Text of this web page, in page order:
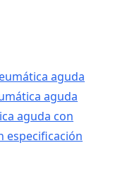
aguda
aguda
aguda con
especificación